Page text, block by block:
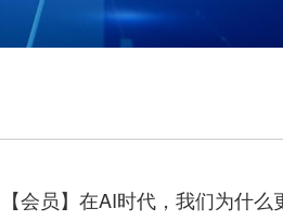
【会员】在AI时代，我们为什